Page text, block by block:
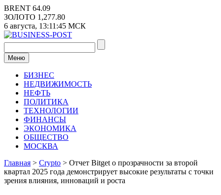
Перейти
к
содержимому
BRENT 64.09
ЗОЛОТО 1,277.80
6 августа, 13:11:45 МСК
Меню
БИЗНЕС
НЕДВИЖИМОСТЬ
НЕФТЬ
ПОЛИТИКА
ТЕХНОЛОГИИ
ФИНАНСЫ
ЭКОНОМИКА
ОБЩЕСТВО
МОСКВА
Главная > Crypto > Отчет Bitget о прозрачности за второй
квартал 2025 года демонстрирует высокие результаты с точки
зрения влияния, инноваций и роста